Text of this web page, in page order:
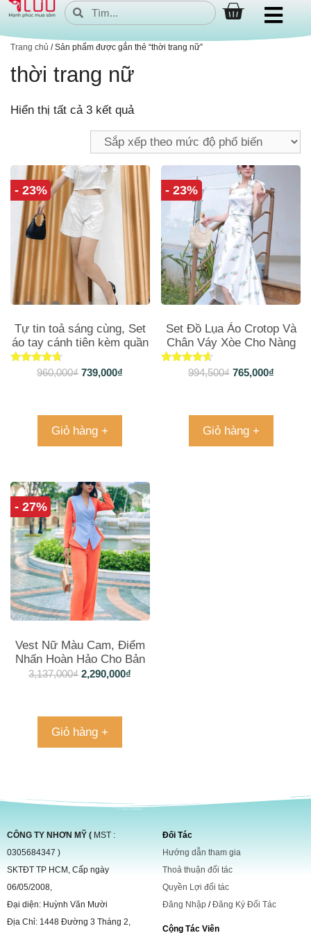
Trang chủ / Sản phẩm được gắn thẻ “thời trang nữ”
thời trang nữ
Hiển thị tất cả 3 kết quả
- 23%
Tự tin toả sáng cùng, Set
áo tay cánh tiên kèm quần
Được xếp
960,000₫ 739,000₫
Giỏ hàng +
- 23%
Set Đồ Lụa Áo Crotop Và
Chân Váy Xòe Cho Nàng
Cá Tính, Sành Điệu
Được xếp994,500₫ 765,000₫
Giỏ hàng +
- 27%
Vest Nữ Màu Cam, Điểm
Nhấn Hoàn Hảo Cho Bản
Thân
3,137,000₫ 2,290,000₫
Giỏ hàng +
CÔNG TY NHƠN MỸ ( MST :
0305684347 )
SKTĐT TP HCM, Cấp ngày
06/05/2008,
Đại diện: Huỳnh Văn Mười
Địa Chỉ: 1448 Đường 3 Tháng 2,
Đối Tác
Hướng dẫn tham gia
Thoả thuận đối tác
Quyền Lợi đối tác
Đăng Nhập /Đăng Ký Đối Tác
Cộng Tác Viên